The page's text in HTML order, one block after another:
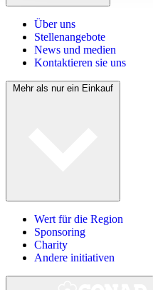
Über uns
Stellenangebote
News und medien
Kontaktieren sie uns
Mehr als nur ein Einkauf
Wert für die Region
Sponsoring
Charity
Andere initiativen